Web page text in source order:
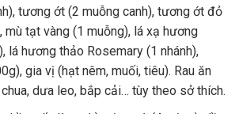
tương ớt (2 muỗng canh), tương ớt đỏ
mù tạt vàng (1 muỗng), lá xạ hương
lá hương thảo Rosemary (1 nhánh),
gia vị (hạt nêm, muối, tiêu). Rau ăn
dưa leo, bắp cải… tùy theo sở thích.